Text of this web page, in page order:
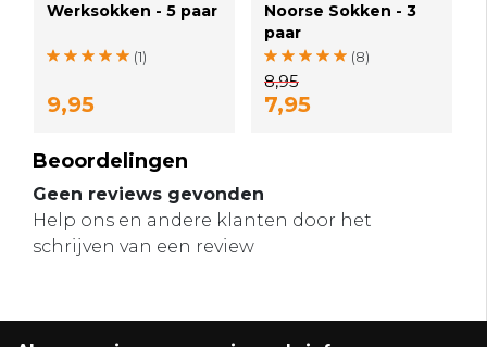
Werksokken - 5 paar
(1)
9,95
Noorse Sokken - 3
paar
(8)
8,95
7,95
Beoordelingen
Geen reviews gevonden
Help ons en andere klanten door het
schrijven van een review